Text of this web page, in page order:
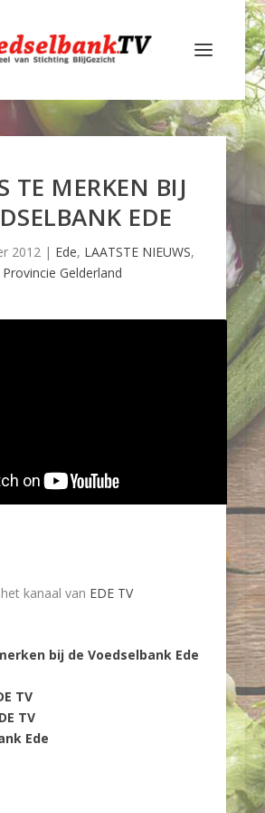
TE MERKEN BIJ
EDE
2012| Ede, LAATSTE NIEUWS,
Provincie Gelderland
kanaal van EDE TV
bij de Voedselbank Ede
TV
TV
Ede